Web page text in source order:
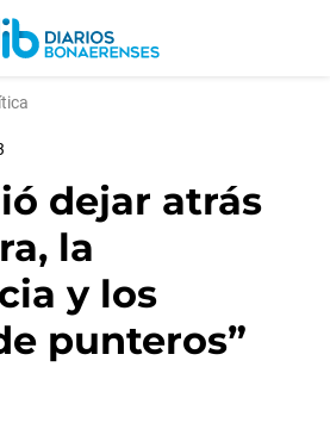
dejar atrás
la
y los
punteros”